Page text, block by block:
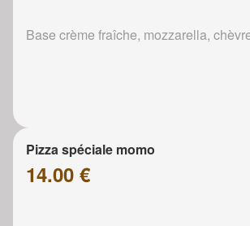
Base crème fraîche, mozzarella,
Pizza spéciale momo
14.00 €